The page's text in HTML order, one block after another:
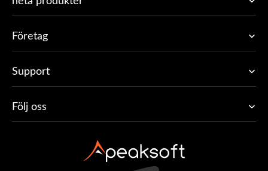
Företag
Support
Följ oss